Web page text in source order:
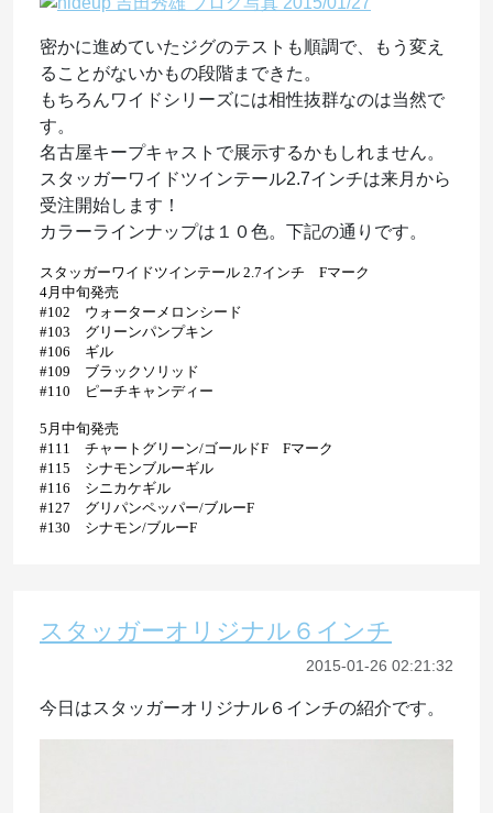
密かに進めていたジグのテストも順調で、もう変え
ることがないかもの段階まできた。
もちろんワイドシリーズには相性抜群なのは当然で
す。
名古屋キープキャストで展示するかもしれません。
スタッガーワイドツインテール2.7インチは来月から
受注開始します！
カラーラインナップは１０色。下記の通りです。
スタッガーワイドツインテール 2.7インチ Fマーク
4月中旬発売
#102 ウォーターメロンシード
#103 グリーンパンプキン
#106 ギル
#109 ブラックソリッド
#110 ピーチキャンディー
5月中旬発売
#111 チャートグリーン/ゴールドF Fマーク
#115 シナモンブルーギル
#116 シニカケギル
#127 グリパンペッパー/ブルーF
#130 シナモン/ブルーF
スタッガーオリジナル６インチ
2015-01-26 02:21:32
今日はスタッガーオリジナル６インチの紹介です。